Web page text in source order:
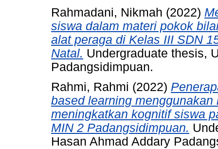
Rahmadani, Nikmah (2022)
siswa dalam materi pokok
alat peraga di Kelas III SDN
Natal. Undergraduate thesis,
Padangsidimpuan.
Rahmi, Rahmi (2022)
based learning
meningkatkan kognitif siswa
MIN 2 Padangsidimpuan.
Hasan Ahmad Addary